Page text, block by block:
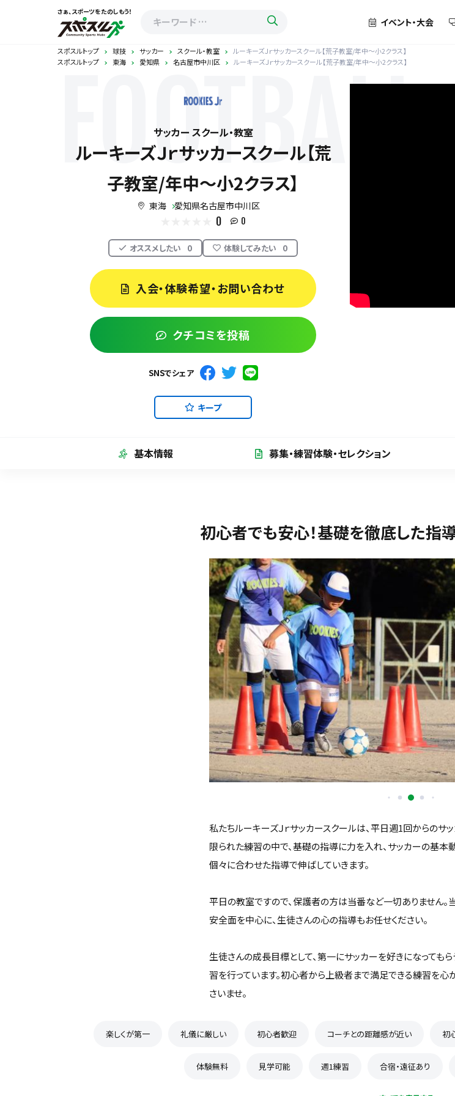
さぁ、スポーツをたのしもう！
イベント・大会
スポスルトップ 球技 サッカー スクール・教室
ルーキーズＪｒサッカースクール【荒子教室/年中～小2クラス】
スポスルトップ
東海 愛知県 名古屋市中川区 ルーキーズＪｒサッカースクール【荒子教室/年中～小2クラス】
FOOTBALL
サッカー スクール・教室
ルーキーズＪｒサッカースクール【荒
子教室/年中～小2クラス】
東海 愛知県名古屋市中川区
0 0
オススメしたい 0 体験してみたい 0
入会・体験希望・お問い合わせ
クチコミを投稿
SNSでシェア
キープ
基本情報 募集・練習体験・セレクション
初心者でも安心！基礎を徹底した指導
私たちルーキーズＪｒサッカースクールは、平日週1回からのサ
限られた練習の中で、基礎の指導に力を入れ、サッカーの基本動
個々に合わせた指導で伸ばしていきます。
平日の教室ですので、保護者の方は当番など一切ありません。
安全面を中心に、生徒さんの心の指導もお任せください。
生徒さんの成長目標として、第一にサッカーを好きになっても
習を行っています。初心者から上級者まで満足できる練習を心
さいませ。
楽しくが第一 礼儀に厳しい 初心者歓迎 コーチとの距離感が近い 初
体験無料 見学可能 週1練習 合宿・遠征あり